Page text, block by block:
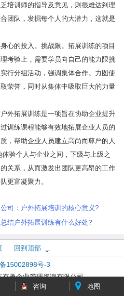
培训师的指导及意见，则很难达到理
团队，发掘每个人的大潜力，这就是
心的投入。挑战限。拓展训练的项目
考验上，需要学员向自己的能力限挑
行分组活动，强调集体合作。力图使
荣誉，同时从集体中吸取巨大的力量
外拓展训练是一项旨在协助企业提升
训练课程能够有效地拓展企业人员的
，帮助企业人员建立高尚而尊严的人
验个人与企业之间，下级与上级之
关系，从而激发出团队更高昂的工作
更富凝聚力。
司：户外拓展培训的核心意义?
结户外拓展训练有什么好处?
咨询 地图
回到顶部
15002898号-3
有趣企业管理咨询有限公司
：